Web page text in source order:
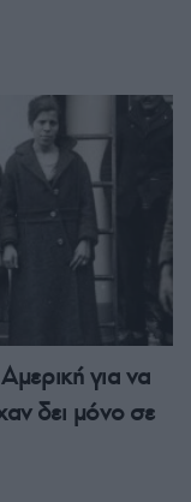
για να
δει μόνο σε